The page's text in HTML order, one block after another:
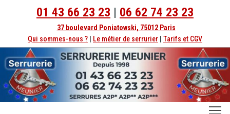
01 43 66 23 23 | 06 62 74 23 23
37 boulevard Poniatowski, 75012 Paris
Qui sommes-nous ?
Le métier de serrurier Tarifs et CGV